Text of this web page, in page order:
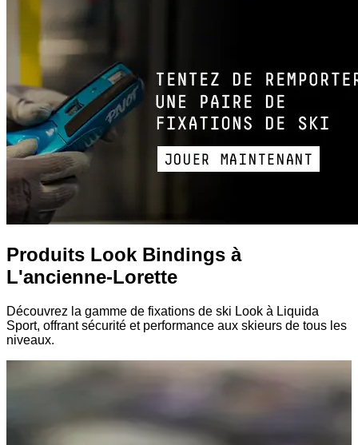
Produits Look Bindings à
L'ancienne-Lorette
Découvrez la gamme de fixations de ski Look à Liquida
Sport, offrant sécurité et performance aux skieurs de tous les
niveaux.